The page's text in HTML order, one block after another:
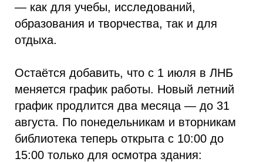
— как для учебы, исследований,
образования и творчества, так и для
отдыха.
Остаётся добавить, что с 1 июля в ЛНБ
меняется график работы. Новый летний
график продлится два месяца — до 31
августа. По понедельникам и вторникам
библиотека теперь открыта с 10:00 до
15:00 только для осмотра здания: